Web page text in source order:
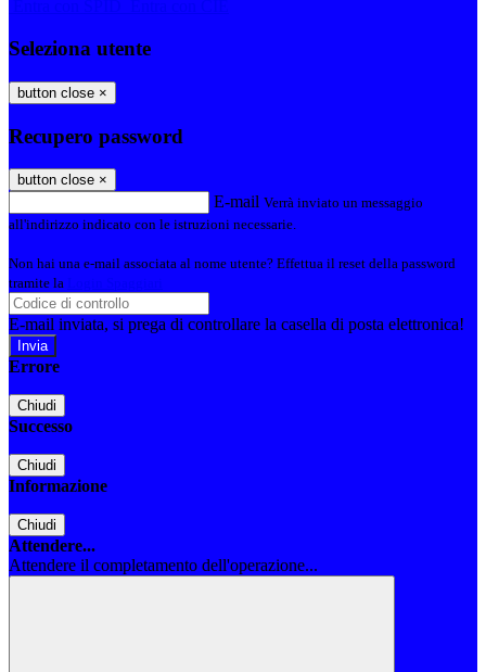
Seleziona utente
button close ×
Recupero password
button close ×
E-mail Verrà inviato un messaggio
all'indirizzo indicato con le istruzioni necessarie.
Non hai una e-mail associata al nome utente? Effettua il reset della password
tramite la
E-mail inviata, si prega di controllare la casella di posta elettronica!
Errore
Chiudi
Successo
Chiudi
Informazione
Chiudi
Attendere...
Attendere il completamento dell'operazione...